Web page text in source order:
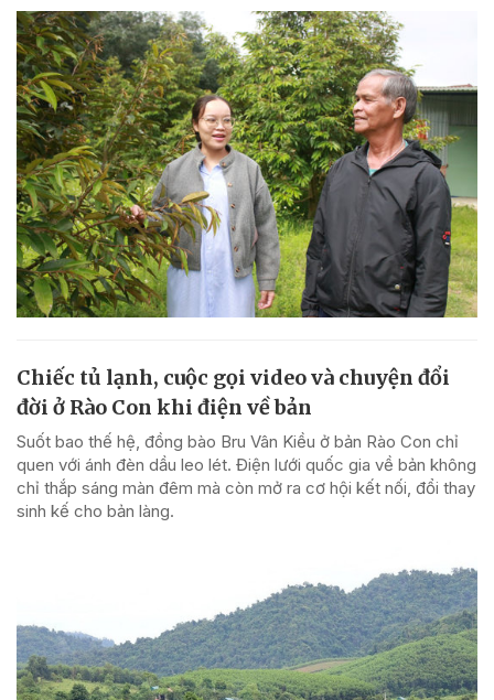
Chiếc tủ lạnh, cuộc gọi video và chuyện đổi
đời ở Rào Con khi điện về bản
Suốt bao thế hệ, đồng bào Bru Vân Kiều ở bản Rào Con chỉ
quen với ánh đèn dầu leo lét. Điện lưới quốc gia về bản không
chỉ thắp sáng màn đêm mà còn mở ra cơ hội kết nối, đổi thay
sinh kế cho bản làng.